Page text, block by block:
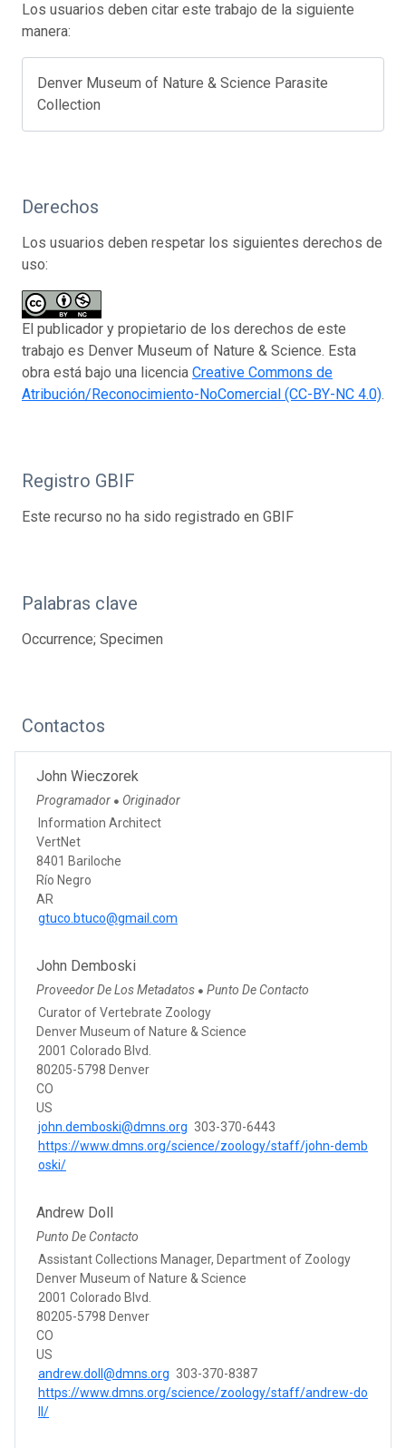
Los usuarios deben citar este trabajo de la siguiente
manera:
Denver Museum of Nature & Science Parasite
Collection
Derechos
Los usuarios deben respetar los siguientes derechos de
uso:
El publicador y propietario de los derechos de este
trabajo es Denver Museum of Nature & Science. Esta
obra está bajo una licencia Creative Commons de
Atribución/Reconocimiento-NoComercial (CC-BY-NC 4.0).
Registro GBIF
Este recurso no ha sido registrado en GBIF
Palabras clave
Occurrence; Specimen
Contactos
John Wieczorek
Programador ● Originador
Information Architect
VertNet
8401 Bariloche
Río Negro
AR
gtuco.btuco@gmail.com
John Demboski
Proveedor De Los Metadatos ● Punto De Contacto
Curator of Vertebrate Zoology
Denver Museum of Nature & Science
2001 Colorado Blvd.
80205-5798 Denver
CO
US
john.demboski@dmns.org 303-370-6443
https://www.dmns.org/science/zoology/staff/john-demb
oski/
Andrew Doll
Punto De Contacto
Assistant Collections Manager, Department of Zoology
Denver Museum of Nature & Science
2001 Colorado Blvd.
80205-5798 Denver
CO
US
andrew.doll@dmns.org 303-370-8387
https://www.dmns.org/science/zoology/staff/andrew-do
ll/